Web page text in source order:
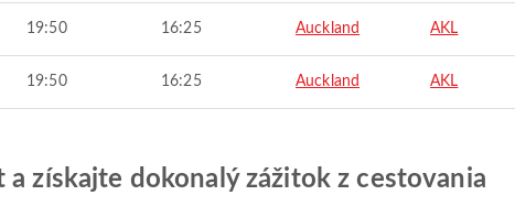
19:50 16:25 Auckland AKL
19:50 16:25 Auckland AKL
a získajte dokonalý zážitok z cestovania